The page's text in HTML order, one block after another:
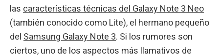
las características técnicas del Galaxy Note 3 Neo
(también conocido como Lite), el hermano pequeño
del Samsung Galaxy Note 3. Si los rumores son
ciertos, uno de los aspectos más llamativos de